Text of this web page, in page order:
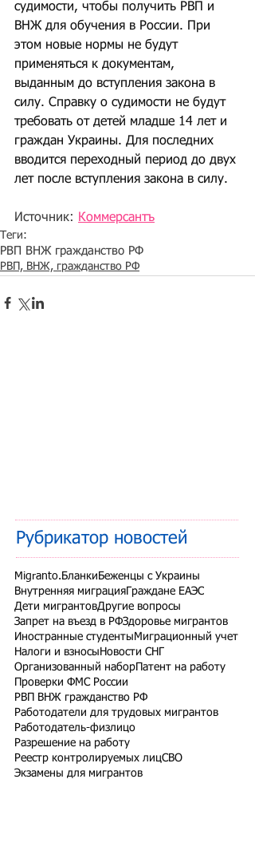
судимости, чтобы получить РВП и
ВНЖ для обучения в России. При
этом новые нормы не будут
применяться к документам,
выданным до вступления закона в
силу. Справку о судимости не будут
требовать от детей младше 14 лет и
граждан Украины. Для последних
вводится переходный период до двух
лет после вступления закона в силу.
Источник: Коммерсантъ
Теги:
РВП ВНЖ гражданство РФ
РВП, ВНЖ, гражданство РФ
Рубрикатор новостей
Migranto.Бланки Беженцы с Украины
Внутренняя миграция Граждане ЕАЭС
Дети мигрантовДругие вопросы
Запрет на въезд в РФЗдоровье мигрантов
Иностранные студенты Миграционный учет
Налоги и взносы Новости СНГ
Организованный набор Патент на работу
Проверки ФМС России
РВП ВНЖ гражданство РФ
Работодатели для трудовых мигрантов
Работодатель-физлицо
Разрешение на работу
Реестр контролируемых лицСВО
Экзамены для мигрантов